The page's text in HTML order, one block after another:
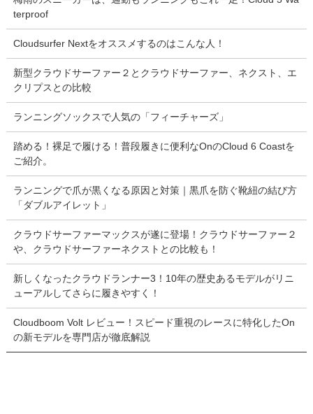
terproof
Cloudsurfer Nextをオススメするのはこんな人！
新型クラウドサーファー２とクラウドサーファー、ネクスト、エ
クリプスとの比較
ランニングソックスで人気の「フィーチャーズ」
踏める！裸足で履ける！普段履きに便利なOnのCloud 6 Coastを
ご紹介。
ランニングで爪が黒くなる原因と対策｜黒爪を防ぐ靴紐の結び方
「ダブルアイレット」
クラウドサーファーマックスが遂に登場！クラウドサーファー２
や、クラウドサーファーネクストとの比較も！
新しくなったクラウドランナー3！10年の歴史あるモデルがリニ
ューアルしてさらに履きやすく！
Cloudboom Volt レビュー！スピード重視のレースに特化したOn
の新モデルを専門店が徹底解説